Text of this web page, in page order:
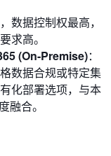
数据控制权最高，
求高。
(On-Premise)：
数据合规或特定集
化部署选项，与本
融合。